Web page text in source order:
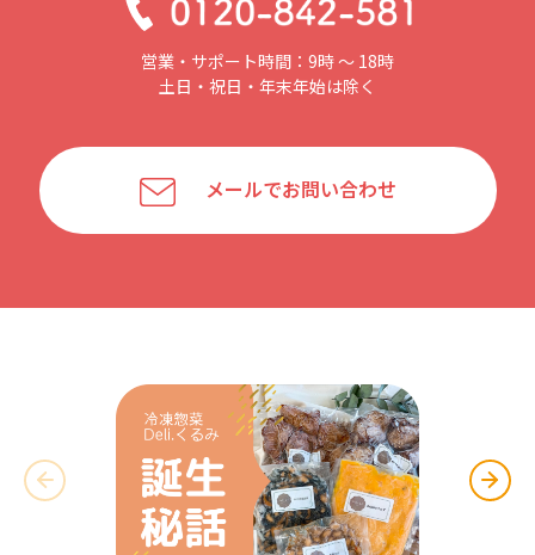
営業・サポート時間：9時 〜 18時
土日・祝日・年末年始は除く
メールでお問い合わせ